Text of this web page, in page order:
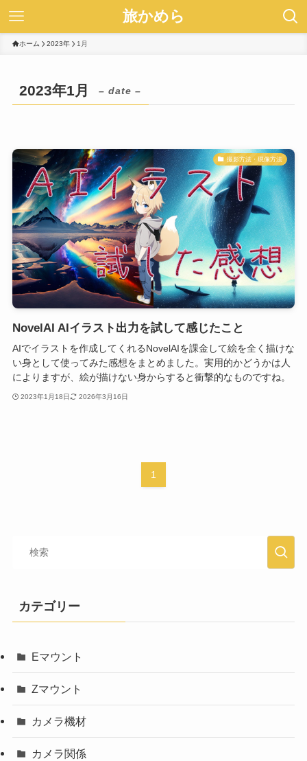
旅かめら
ホーム 2023年 1月
2023年1月 – date –
撮影方法・現像方法
NovelAI AIイラスト出力を試して感じたこと
AIでイラストを作成してくれるNovelAIを課金して絵を全く描けな
い身として使ってみた感想をまとめました。実用的かどうかは人
によりますが、絵が描けない身からすると衝撃的なものですね。
2023年1月18日 2026年3月16日
1
カテゴリー
Eマウント
Zマウント
カメラ機材
カメラ関係